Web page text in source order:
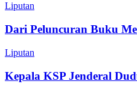
Liputan
Dari Peluncuran Buku
Liputan
Kepala KSP Jenderal